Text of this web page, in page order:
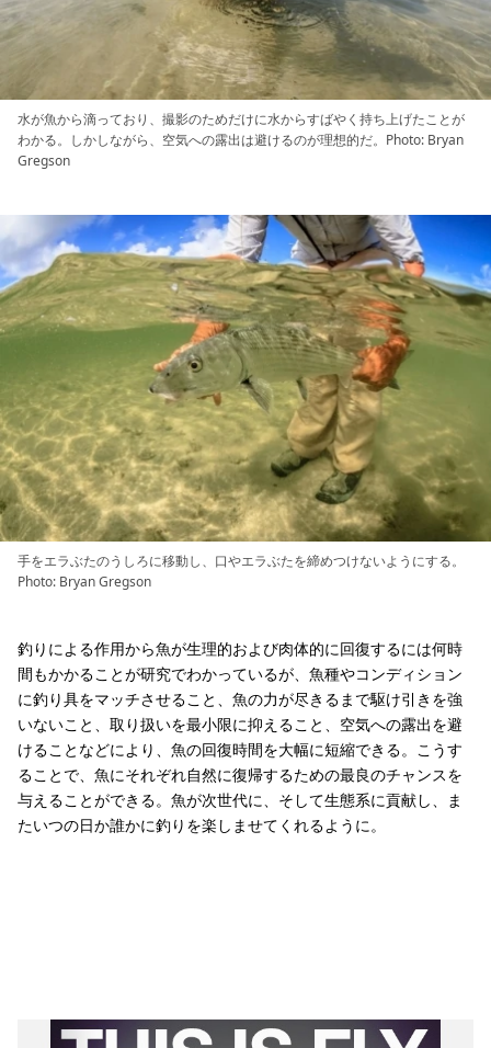
水が魚から滴っており、撮影のためだけに水からすばやく持ち上げたことが
わかる。しかしながら、空気への露出は避けるのが理想的だ。Photo: Bryan
Gregson
手をエラぶたのうしろに移動し、口やエラぶたを締めつけないようにする。
Photo: Bryan Gregson
釣りによる作用から魚が生理的および肉体的に回復するには何時
間もかかることが研究でわかっているが、魚種やコンディション
に釣り具をマッチさせること、魚の力が尽きるまで駆け引きを強
いないこと、取り扱いを最小限に抑えること、空気への露出を避
けることなどにより、魚の回復時間を大幅に短縮できる。こうす
ることで、魚にそれぞれ自然に復帰するための最良のチャンスを
与えることができる。魚が次世代に、そして生態系に貢献し、ま
たいつの日か誰かに釣りを楽しませてくれるように。